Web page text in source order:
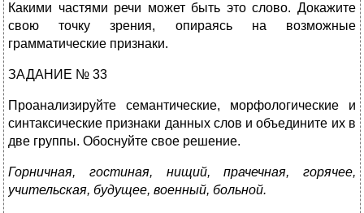
Какими частями речи может быть это слово. Докажите
свою точку зрения, опираясь на возможные
грамматические признаки.
ЗАДАНИЕ № 33
Проанализируйте семантические, морфологические и
синтаксические признаки данных слов и объедините их в
две группы. Обоснуйте свое решение.
Горничная, гостиная, нищий, прачечная, горячее,
учительская, будущее, военный, больной.